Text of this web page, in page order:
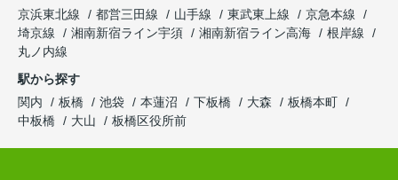
京浜東北線
都営三田線 山手線 東武東上線
京急本線
埼京線
湘南新宿ライン宇須 湘南新宿ライン高海
根岸線
丸ノ内線
駅から探す
関内
板橋 池袋 本蓮沼 下板橋 大森
板橋本町
中板橋
大山 板橋区役所前